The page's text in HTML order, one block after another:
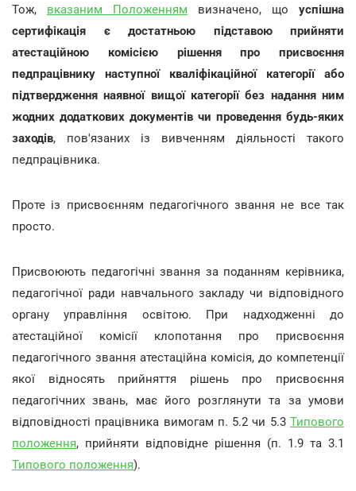
Тож, вказаним Положенням визначено, що успішна
сертифікація є достатньою підставою прийняти
атестаційною комісією рішення про присвоєння
педпрацівнику наступної кваліфікаційної категорії або
підтвердження наявної вищої категорії без надання ним
жодних додаткових документів чи проведення будь-яких
заходів, пов'язаних із вивченням діяльності такого
педпрацівника.
Проте із присвоєнням педагогічного звання не все так
просто.
Присвоюють педагогічні звання за поданням керівника,
педагогічної ради навчального закладу чи відповідного
органу управління освітою. При надходженні до
атестаційної комісії клопотання про присвоєння
педагогічного звання атестаційна комісія, до компетенції
якої відносять прийняття рішень про присвоєння
педагогічних звань, має його розглянути та за умови
відповідності працівника вимогам п. 5.2 чи 5.3 Типового
положення, прийняти відповідне рішення (п. 1.9 та 3.1
Типового положення).